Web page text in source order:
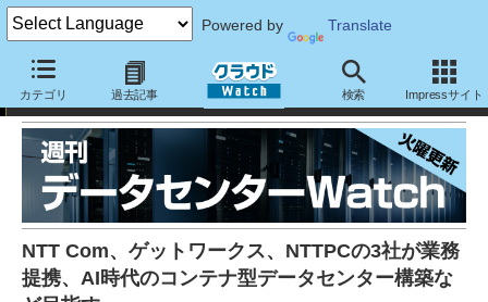
Powered by Translate
カテゴリ 過去記事 検索 Impressサイト
週刊データセンターWatch：
NTT Com、ゲットワークス、NTTPCの3社が業務
提携、AI時代のコンテナ型データセンター構築な